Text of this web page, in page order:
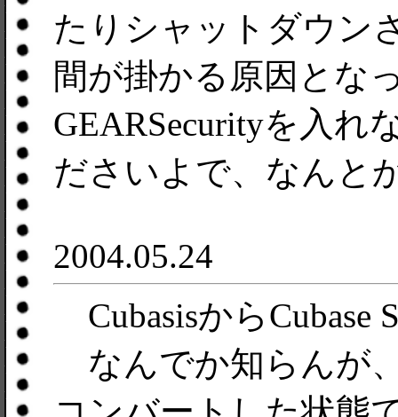
たりシャットダウン
間が掛かる原因とな
GEARSecurityを入れ
ださいよで、なんと
2004.05.24
CubasisからCubase
なんでか知らんが